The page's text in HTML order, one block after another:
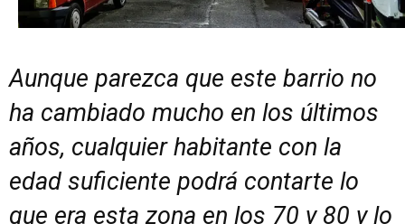
Aunque parezca que este barrio no
ha cambiado mucho en los últimos
años, cualquier habitante con la
edad suficiente podrá contarte lo
que era esta zona en los 70 y 80 y lo